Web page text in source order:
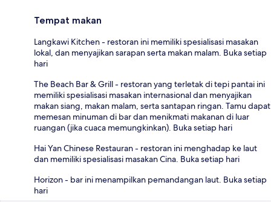
Tempat makan
Langkawi Kitchen - restoran ini memiliki spesialisasi masakan
lokal, dan menyajikan sarapan serta makan malam. Buka setiap
hari
The Beach Bar & Grill - restoran yang terletak di tepi pantai ini
memiliki spesialisasi masakan internasional dan menyajikan
makan siang, makan malam, serta santapan ringan. Tamu dapat
memesan minuman di bar dan menikmati makanan di luar
ruangan (jika cuaca memungkinkan). Buka setiap hari
Hai Yan Chinese Restauran - restoran ini menghadap ke laut
dan memiliki spesialisasi masakan Cina. Buka setiap hari
Horizon - bar ini menampilkan pemandangan laut. Buka setiap
hari